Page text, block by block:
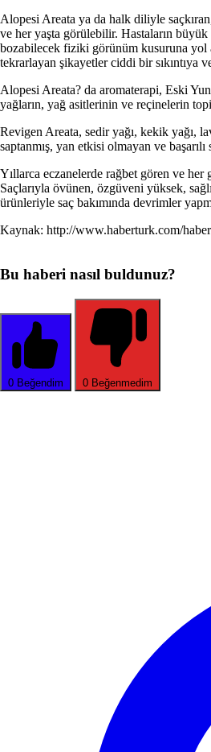
Alopesi Areata ya da halk diliyle
ve her yaşta görülebilir. Hastaların
bozabilecek fiziki görünüm kusuruna yol
tekrarlayan şikayetler ciddi bir sıkıntıya
Alopesi Areata? da aromaterapi, Eski
yağların, yağ asitlerinin ve reçinelerin
Revigen Areata, sedir yağı, kekik yağı,
saptanmış, yan etkisi olmayan ve
Yıllarca eczanelerde rağbet gören ve her
Saçlarıyla övünen, özgüveni yüksek,
ürünleriyle saç bakımında devrimler
Kaynak: http://www.haberturk.com/
Bu haberi nasıl buldunuz?
0 Beğendim 0 Beğenmedim